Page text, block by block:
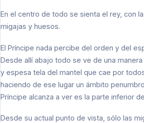
En el centro de todo se sienta el rey, con
migajas y huesos.
El Príncipe nada percibe del orden y del
Desde allí abajo todo se ve de una
y espesa tela del mantel que cae por
haciendo de ese lugar un ámbito
Príncipe alcanza a ver es la parte inferior
Desde su actual punto de vista, sólo las